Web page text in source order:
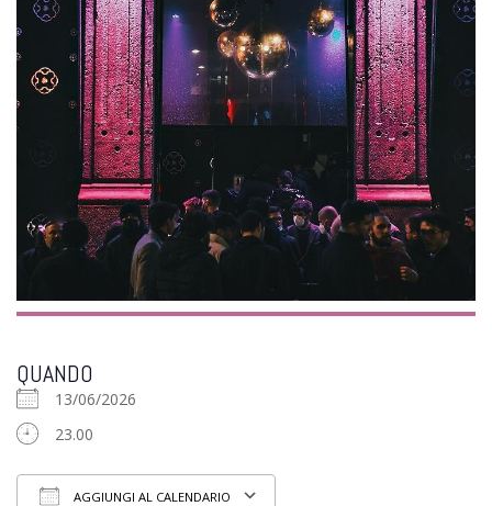
QUANDO
13/06/2026
23.00
AGGIUNGI AL CALENDARIO